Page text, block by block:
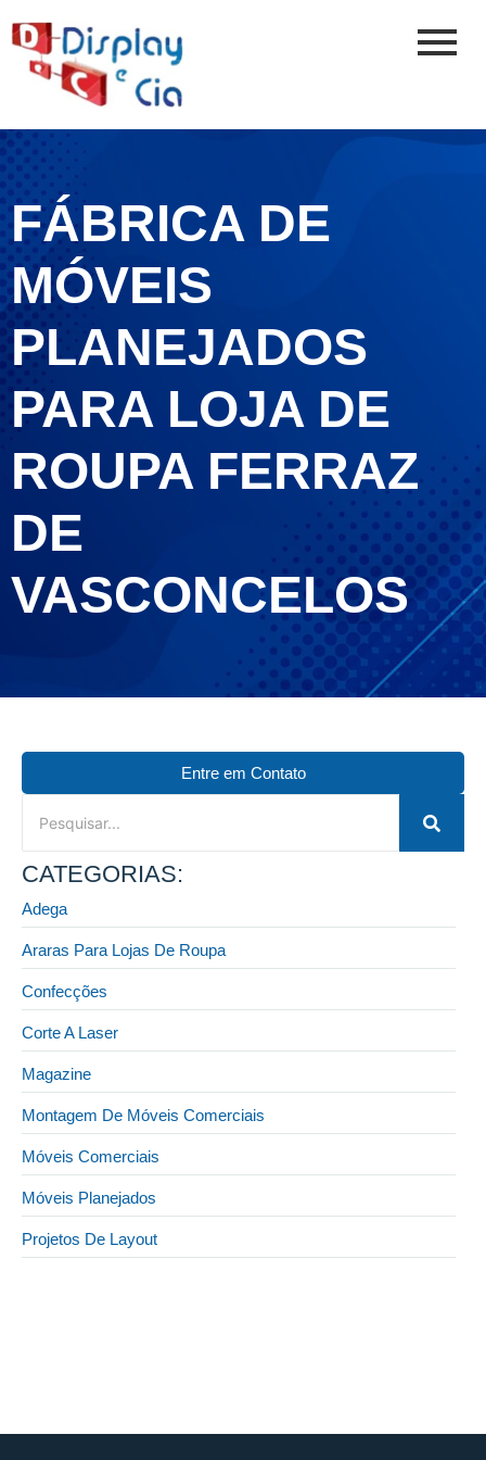
FÁBRICA DE
MÓVEIS
PLANEJADOS
PARA LOJA DE
ROUPA FERRAZ
DE
VASCONCELOS
Entre em Contato
CATEGORIAS:
Adega
Araras Para Lojas De Roupa
Confecções
Corte A Laser
Magazine
Montagem De Móveis Comerciais
Móveis Comerciais
Móveis Planejados
Projetos De Layout